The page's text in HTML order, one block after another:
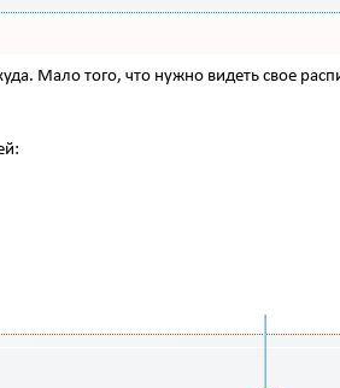
Мало того, что нужно видеть свое